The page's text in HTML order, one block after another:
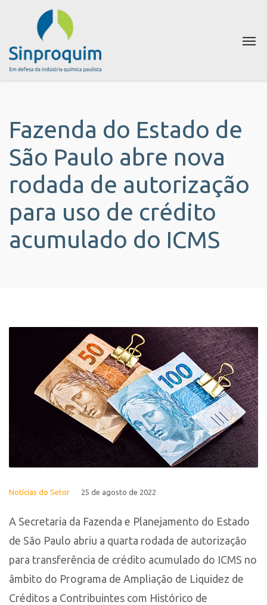
Fazenda do Estado de
São Paulo abre nova
rodada de autorização
para uso de crédito
acumulado do ICMS
Notícias do Setor 25 de agosto de 2022
A Secretaria da Fazenda e Planejamento do Estado
de São Paulo abriu a quarta rodada de autorização
para transferência de crédito acumulado do ICMS no
âmbito do Programa de Ampliação de Liquidez de
Créditos a Contribuintes com Histórico de